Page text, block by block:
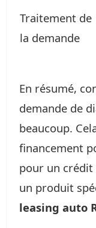
Traitement de
la demande
En résumé,
demande de
beaucoup.
financement
pour un
un produit
leasing auto